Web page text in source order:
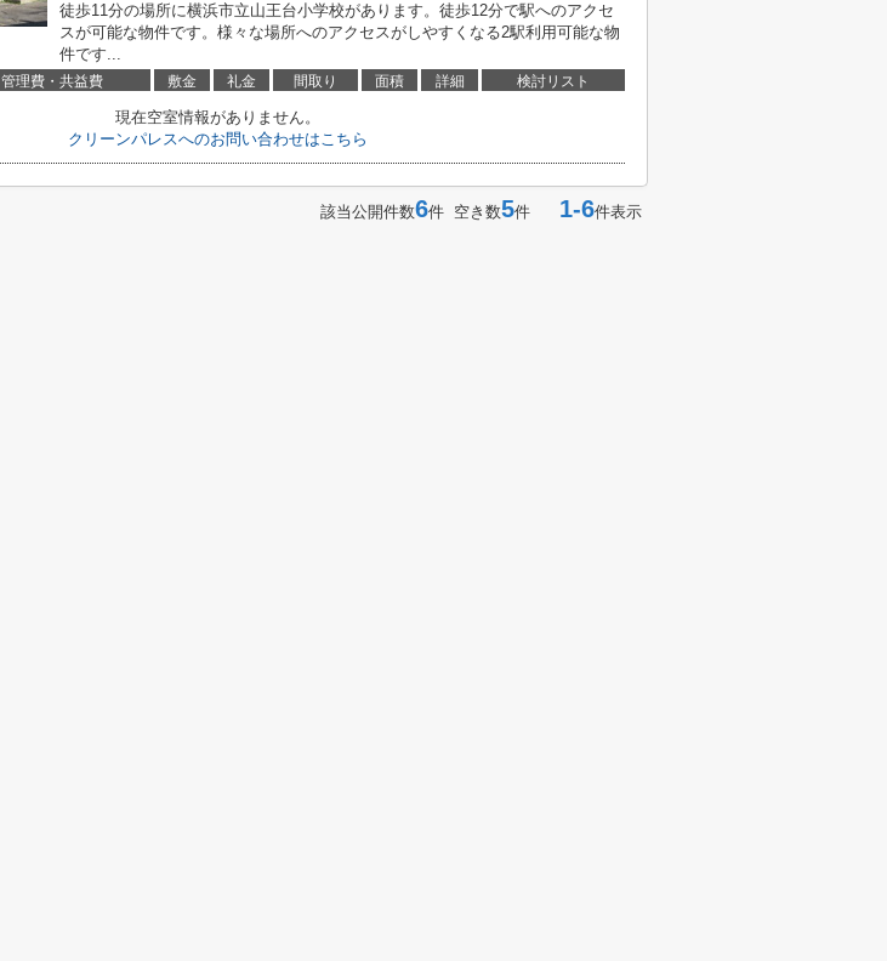
徒歩11分の場所に横浜市立山王台小学校があります。徒歩12分で駅へのアクセ
スが可能な物件です。様々な場所へのアクセスがしやすくなる2駅利用可能な物
件です...
管理費・共益費 敷金 礼金 間取り 面積 詳細 検討リスト
現在空室情報がありません。
クリーンパレスへのお問い合わせはこちら
該当公開件数6件 空き数5件 1-6件表示